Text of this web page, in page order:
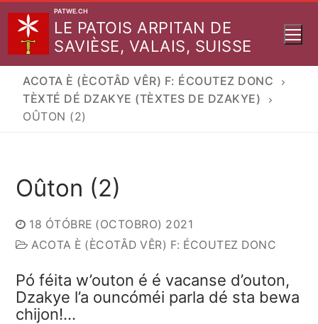
Aller
contenu
PATWE.CH
LE PATOIS ARPITAN DE
SAVIÈSE, VALAIS, SUISSE
ACOTA È (ÈCOTÂD VÊR) F: ÉCOUTEZ DONC
TÈXTÉ DÉ DZAKYE (TÈXTES DE DZAKYE)
OÛTON (2)
Oûton (2)
18 ÓTÓBRE (OCTOBRO) 2021
ACOTA È (ÈCOTÂD VÊR) F: ÉCOUTEZ DONC
Pó féita w’outon é é vacanse d’outon,
Dzakye l’a ouncóméi parla dé sta bewa
chijon!…